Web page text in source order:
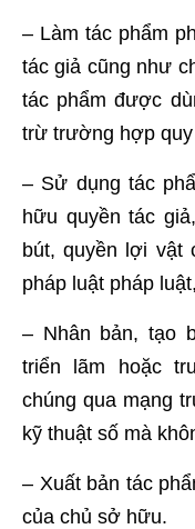
– Làm tác phẩm
tác giả cũng như
tác phẩm được
trừ trường hợp quy
– Sử dụng tác
hữu quyền tác
bút, quyền lợi vật
pháp luật pháp
– Nhân bản, tạo
triển lãm hoặc
chúng qua mạng
kỹ thuật số mà
– Xuất bản tác
của chủ sở hữu.